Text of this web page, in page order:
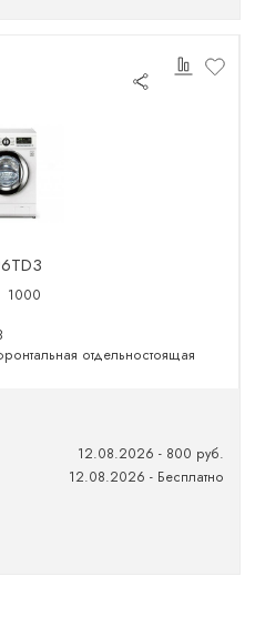
1000
отдельностоящая
12.08.2026 - 800 руб.
12.08.2026 - Бесплатно